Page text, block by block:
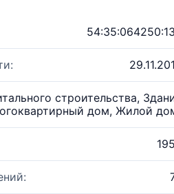
строительства,
дом, Жилой